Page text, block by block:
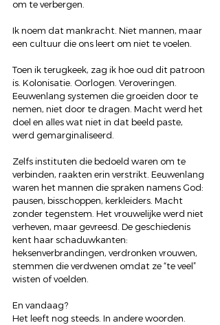
om te verbergen.
Ik noem dat mankracht. Niet mannen, maar
een cultuur die ons leert om niet te voelen.
Toen ik terugkeek, zag ik hoe oud dit patroon
is. Kolonisatie. Oorlogen. Veroveringen.
Eeuwenlang systemen die groeiden door te
nemen, niet door te dragen. Macht werd het
doel en alles wat niet in dat beeld paste,
werd gemarginaliseerd.
Zelfs instituten die bedoeld waren om te
verbinden, raakten erin verstrikt. Eeuwenlang
waren het mannen die spraken namens God:
pausen, bisschoppen, kerkleiders. Macht
zonder tegenstem. Het vrouwelijke werd niet
verheven, maar gevreesd. De geschiedenis
kent haar schaduwkanten:
heksenverbrandingen, verdronken vrouwen,
stemmen die verdwenen omdat ze “te veel”
wisten of voelden.
En vandaag?
Het leeft nog steeds. In andere woorden.